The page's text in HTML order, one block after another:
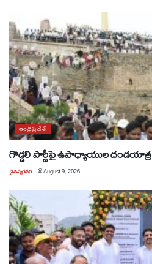
ఆంధ్రప్రదేశ్
గొడ్డలి పార్టీపై ఉపాధ్యాయుల దండయాత్ర
చైతన్యరధం @August 9, 2026